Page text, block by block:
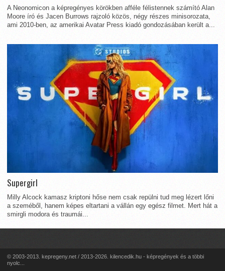
A Neonomicon a képregényes körökben afféle félistennek számító Alan
Moore író és Jacen Burrows rajzoló közös, négy részes minisorozata,
ami 2010-ben, az amerikai Avatar Press kiadó gondozásában került a...
Supergirl
Milly Alcock kamasz kriptoni hőse nem csak repülni tud meg lézert lőni
a szeméből, hanem képes eltartani a vállán egy egész filmet. Mert hát a
smirgli modora és traumái...
© 2003-2013. kepregeny.net / 2013-2026. kilencedik.hu - képregények és a többi
nyolc...